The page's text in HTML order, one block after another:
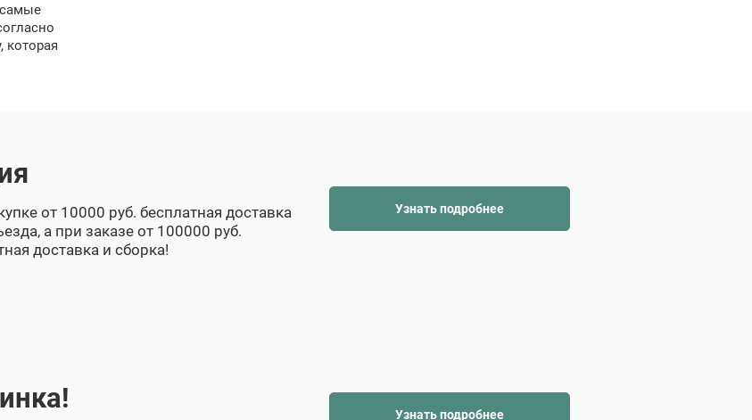
которая
от 10000 руб. бесплатная доставка
а при заказе от 100000 руб.
доставка и сборка!
Узнать подробнее
Узнать подробнее